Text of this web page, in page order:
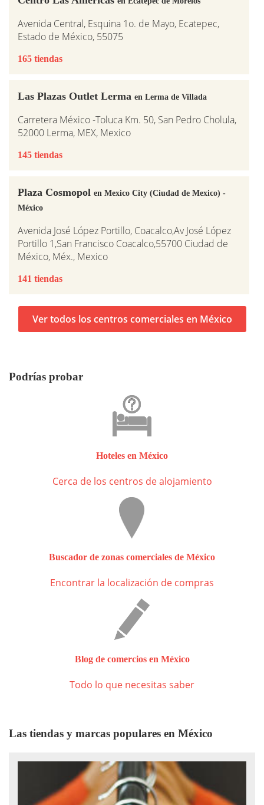
Avenida Central, Esquina 1o. de Mayo, Ecatepec,
Estado de México, 55075
165 tiendas
Las Plazas Outlet Lerma en Lerma de Villada
Carretera México -Toluca Km. 50, San Pedro Cholula,
52000 Lerma, MEX, Mexico
145 tiendas
Plaza Cosmopol en Mexico City (Ciudad de Mexico) -
México
Avenida José López Portillo, Coacalco,Av José López
Portillo 1,San Francisco Coacalco,55700 Ciudad de
México, Méx., Mexico
141 tiendas
Ver todos los centros comerciales en México
Podrías probar
Hoteles en México
Cerca de los centros de alojamiento
Buscador de zonas comerciales de México
Encontrar la localización de compras
Blog de comercios en México
Todo lo que necesitas saber
Las tiendas y marcas populares en México